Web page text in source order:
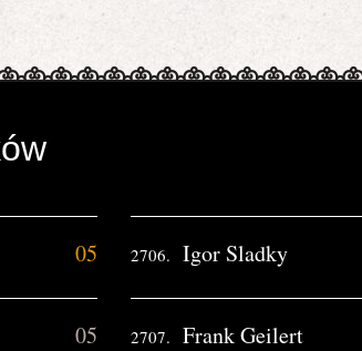
05
05
2706. Igor Sladky
2707. Frank Geilert